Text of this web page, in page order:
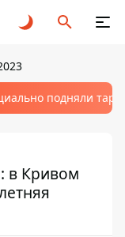
подняли
в Кривом